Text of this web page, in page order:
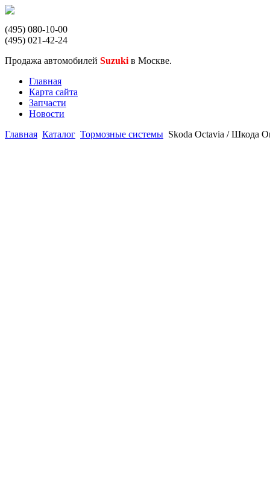
(495) 080-10-00
(495) 021-42-24
Продажа автомобилей Suzuki в Москве.
Главная
Карта сайта
Запчасти
Новости
Главная Каталог Тормозные системы Skoda Octavia / Шкода